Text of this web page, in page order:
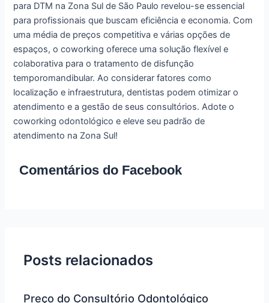
para DTM na Zona Sul de São Paulo revelou-se essencial
para profissionais que buscam eficiência e economia. Com
uma média de preços competitiva e várias opções de
espaços, o coworking oferece uma solução flexível e
colaborativa para o tratamento de disfunção
temporomandibular. Ao considerar fatores como
localização e infraestrutura, dentistas podem otimizar o
atendimento e a gestão de seus consultórios. Adote o
coworking odontológico e eleve seu padrão de
atendimento na Zona Sul!
Comentários do Facebook
Posts relacionados
Preço do Consultório Odontológico